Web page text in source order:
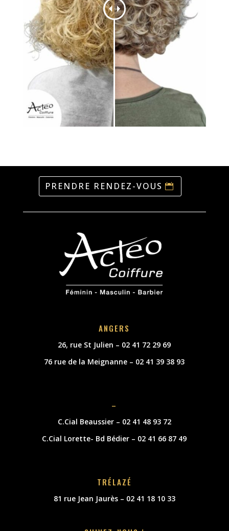
PRENDRE RENDEZ-VOUS
ANGERS
26, rue St Julien – 02 41 72 29 69
76 rue de la Meignanne – 02 41 39 38 93
–
C.Cial Beaussier – 02 41 48 93 72
C.Cial Lorette- Bd Bédier – 02 41 66 87 49
TRÉLAZÉ
81 rue Jean Jaurès – 02 41 18 10 33